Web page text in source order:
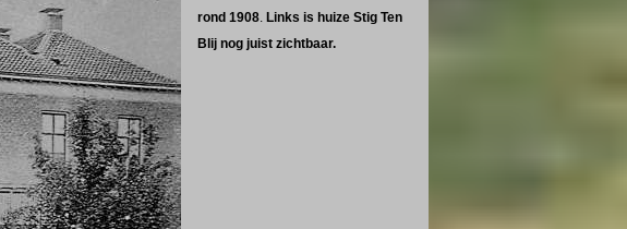
rond 1908. Links is huize Stig Ten
Blij nog juist zichtbaar.